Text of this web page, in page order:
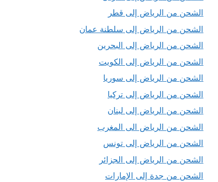
الشحن من الرياض إلى قطر
الشحن من الرياض إلى سلطنة عمان
الشحن من الرياض إلى البحرين
الشحن من الرياض إلى الكويت
الشحن من الرياض إلى سوريا
الشحن من الرياض إلى تركيا
الشحن من الرياض إلى لبنان
الشحن من الرياض الى المغرب
الشحن من الرياض إلى تونس
الشحن من الرياض إلى الجزائر
الشحن من جدة إلى الإمارات